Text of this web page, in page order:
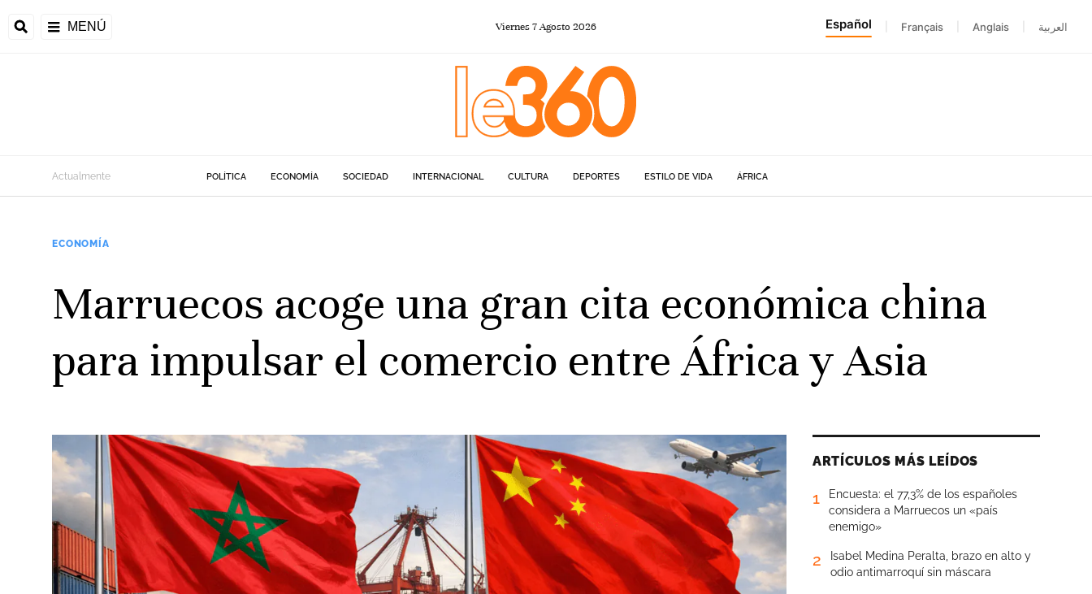
MENÚ Viernes7Agosto 2026 Español Français Anglais العربية
Actualmente POLÍTICA ECONOMÍA SOCIEDAD INTERNACIONAL CULTURA DEPORTES ESTILO DE VIDA ÁFRICA
ECONOMÍA
Marruecos acoge una gran cita económica china
para impulsar el comercio entre África y Asia
ARTÍCULOS MÁS LEÍDOS
1
Encuesta: el 77,3% de los españoles
considera a Marruecos un «país
enemigo»
2
Isabel Medina Peralta, brazo en alto y
odio antimarroquí sin máscara